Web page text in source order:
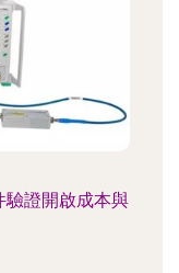
驗證開啟成本與